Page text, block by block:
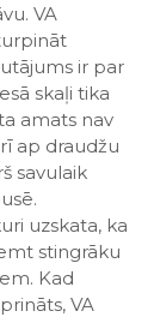
VA
ir par
skaļi tika
amats nav
ap draudžu
savulaik
uzskata, ka
stingrāku
Kad
VA